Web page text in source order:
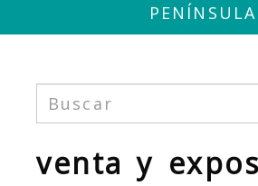
PENÍNSULA
venta y